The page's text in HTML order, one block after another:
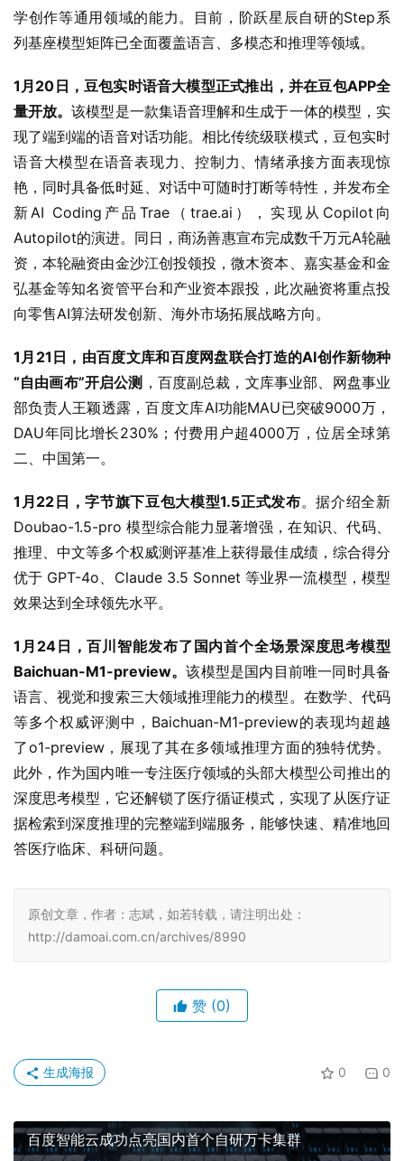
学创作等通用领域的能力。目前，阶跃星辰自研的Step系
列基座模型矩阵已全面覆盖语言、多模态和推理等领域。
1月20日，豆包实时语音大模型正式推出，并在豆包APP全
量开放。该模型是一款集语音理解和生成于一体的模型，实
现了端到端的语音对话功能。相比传统级联模式，豆包实时
语音大模型在语音表现力、控制力、情绪承接方面表现惊
艳，同时具备低时延、对话中可随时打断等特性，并发布全
新AI Coding产品Trae（trae.ai），实现从Copilot向
Autopilot的演进。同日，商汤善惠宣布完成数千万元A轮融
资，本轮融资由金沙江创投领投，微木资本、嘉实基金和金
弘基金等知名资管平台和产业资本跟投，此次融资将重点投
向零售AI算法研发创新、海外市场拓展战略方向。
1月21日，由百度文库和百度网盘联合打造的AI创作新物种
“自由画布”开启公测 ，百度副总裁，文库事业部、网盘事业
部负责人王颖透露，百度文库AI功能MAU已突破9000万，
DAU年同比增长230%；付费用户超4000万，位居全球第
二、中国第一。
1月22日，字节旗下豆包大模型1.5正式发布。据介绍全新
Doubao-1.5-pro 模型综合能力显著增强，在知识、代码、
推理、中文等多个权威测评基准上获得最佳成绩，综合得分
优于 GPT-4o、Claude 3.5 Sonnet 等业界一流模型，模型
效果达到全球领先水平。
1月24日，百川智能发布了国内首个全场景深度思考模型
Baichuan-M1-preview。该模型是国内目前唯一同时具备
语言、视觉和搜索三大领域推理能力的模型。在数学、代码
等多个权威评测中，Baichuan-M1-preview的表现均超越
了o1-preview，展现了其在多领域推理方面的独特优势。
此外，作为国内唯一专注医疗领域的头部大模型公司推出的
深度思考模型，它还解锁了医疗循证模式，实现了从医疗证
据检索到深度推理的完整端到端服务，能够快速、精准地回
答医疗临床、科研问题。
原创文章，作者：志斌，如若转载，请注明出处：
http://damoai.com.cn/archives/8990
赞 (0)
0 0
生成海报
百度智能云成功点亮国内首个自研万卡集群